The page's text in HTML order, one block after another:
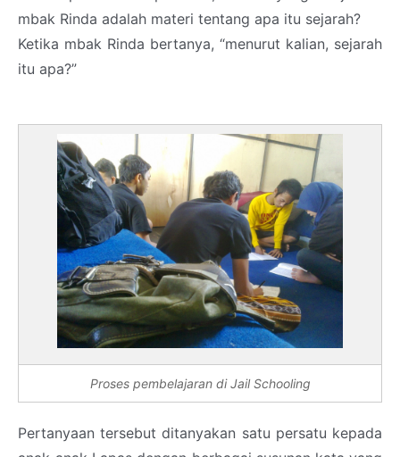
mbak Rinda adalah materi tentang apa itu sejarah?
Ketika mbak Rinda bertanya, “menurut kalian, sejarah
itu apa?”
Proses pembelajaran di Jail Schooling
Pertanyaan tersebut ditanyakan satu persatu kepada